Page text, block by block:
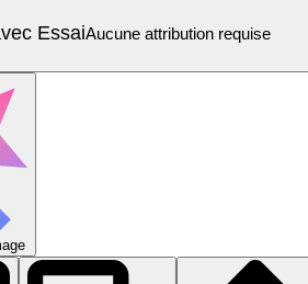
EssaiAucune attribution requise